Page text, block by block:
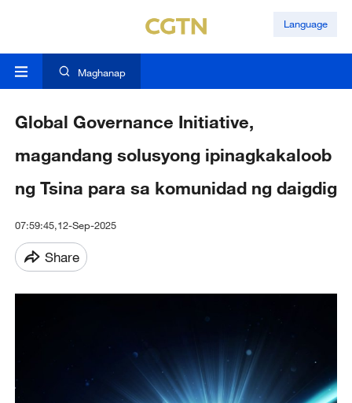
Language
Maghanap
Global Governance Initiative,
magandang solusyong ipinagkakaloob
ng Tsina para sa komunidad ng daigdig
07:59:45,12-Sep-2025
Share